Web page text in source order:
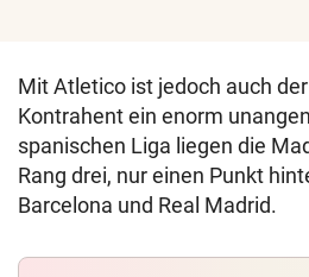
Mit Atletico ist jedoch auch
Kontrahent ein enorm
spanischen Liga liegen die
Rang drei, nur einen Punkt
Barcelona und Real Madrid.